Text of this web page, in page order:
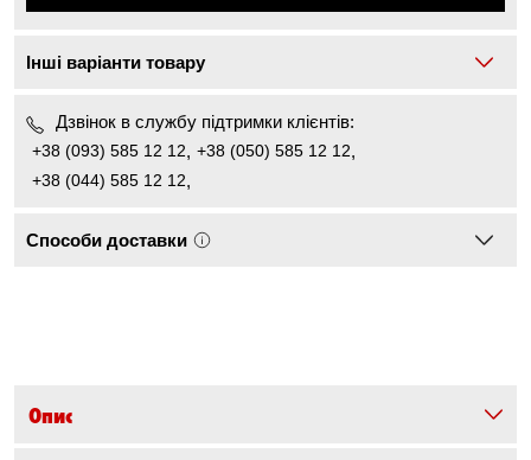
Інші варіанти товару
Дзвінок в службу підтримки клієнтів:
+38 (093) 585 12 12, +38 (050) 585 12 12,
+38 (044) 585 12 12,
Способи доставки
Опис